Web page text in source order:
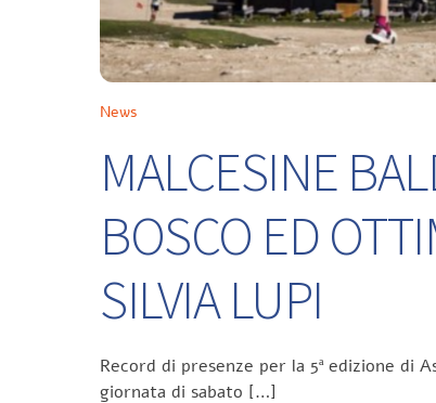
News
MALCESINE
BOSCO ED
SILVIA LUPI
Record di presenze per la 5ª edizione di
giornata di sabato […]